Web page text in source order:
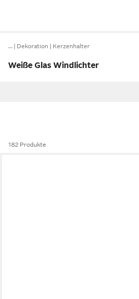
… Dekoration Kerzenhalter
Weiße Glas Windlichter
182 Produkte